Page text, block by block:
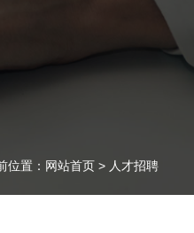
位置： 网站首页> 人才招聘